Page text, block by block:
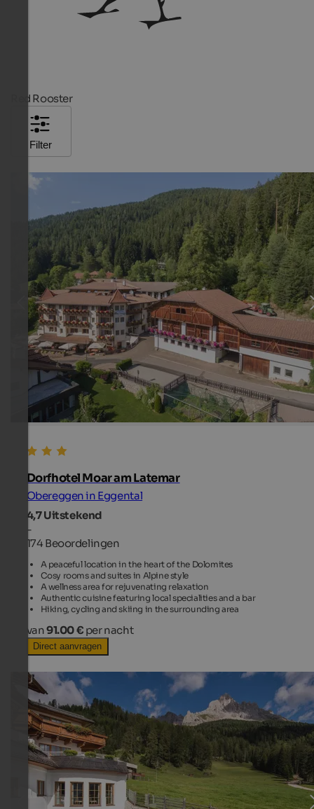
Red Rooster
Filter
Dorfhotel Moar am Latemar
Obereggen in Eggental
4,7Uitstekend
-
174 Beoordelingen
A peaceful location in the heart of the Dolomites
Cosy rooms and suites in Alpine style
A wellness area for rejuvenating relaxation
Authentic cuisine featuring local specialities and a bar
Hiking, cycling and skiing in the surrounding area
van91.00 € per nacht
Direct aanvragen
TOP HOTEL